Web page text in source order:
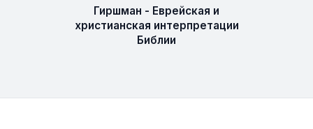
Гиршман - Еврейская и
христианская интерпретации
Библии